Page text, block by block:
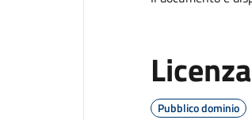
Pubblico dominio